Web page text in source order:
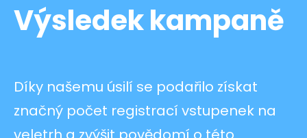
Výsledek kampaně
Díky našemu úsilí se podařilo získat
značný počet registrací vstupenek na